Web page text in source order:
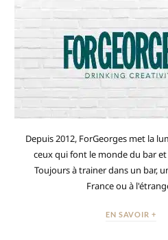
Depuis 2012, ForGeorges met la
ceux qui font le monde du bar
Toujours à trainer dans un bar,
France ou à
EN SAVOIR +